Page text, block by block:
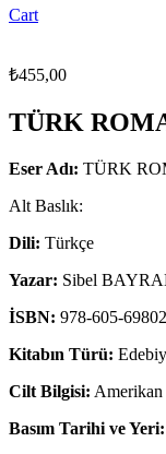
Cart
₺455,00
TÜRK
Eser Adı: TÜRK
Alt Baslık:
Dili: Türkçe
Yazar: Sibel
İSBN: 978-605-
Kitabın Türü:
Cilt Bilgisi:
Basım Tarihi ve Yeri: